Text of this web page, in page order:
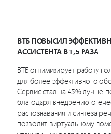
ВТБ ПОВЫСИЛ
АССИСТЕНТА В 1,5 РАЗА
ВТБ оптимизирует работу
для более эффективного
Сервис стал на 45% лучше
благодаря внедрению
распознавания и синтеза
позволит виртуальному